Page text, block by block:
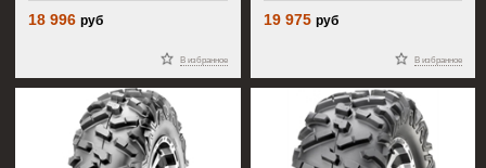
18 996руб
В избранное
19 975 руб
В избранное